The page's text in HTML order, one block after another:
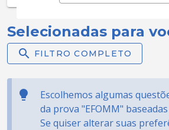
Selecionadas para
FILTRO COMPLETO
Escolhemos algumas
da prova "EFOMM"
Se quiser alterar suas